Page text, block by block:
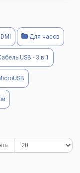
Для часов
USB - 3 в 1